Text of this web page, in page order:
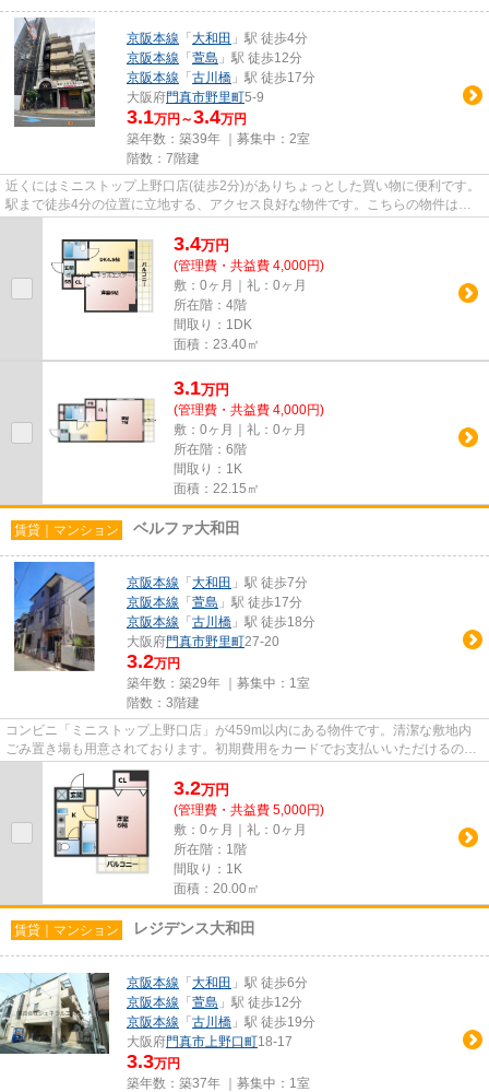
京阪本線 「 大和田 」駅 徒歩4分
京阪本線 「 萱島 」駅 徒歩12分
京阪本線 「 古川橋 」駅 徒歩17分
大阪府門真市野里町5-9
3.1万円～3.4万円
築年数：築39年 ｜募集中： 2室
階数：7階建
近くにはミニストップ上野口店(徒歩2分)がありちょっとした買い物に便利です。
駅まで徒歩4分の位置に立地する、アクセス良好な物件です。こちらの物件はマ
3.4万円
(管理費・共益費 4,000円)
敷：0ヶ月｜礼：0ヶ月
所在階：4階
間取り：1DK
面積：23.40㎡
3.1万円
(管理費・共益費 4,000円)
敷：0ヶ月｜礼：0ヶ月
所在階：6階
間取り：1K
面積：22.15㎡
賃貸｜マンション ベルファ大和田
京阪本線 「 大和田 」駅 徒歩7分
京阪本線 「 萱島 」駅 徒歩17分
京阪本線 「 古川橋 」駅 徒歩18分
大阪府門真市野里町27-20
3.2万円
築年数：築29年 ｜募集中： 1室
階数：3階建
コンビニ「ミニストップ上野口店」が459m以内にある物件です。清潔な敷地内
ごみ置き場も用意されております。初期費用をカードでお支払いいただけるの
で、カードで決済したい方にもお...
3.2万円
(管理費・共益費 5,000円)
敷：0ヶ月｜礼：0ヶ月
所在階：1階
間取り：1K
面積：20.00㎡
賃貸｜マンション レジデンス大和田
京阪本線 「 大和田 」駅 徒歩6分
京阪本線 「 萱島 」駅 徒歩12分
京阪本線 「 古川橋 」駅 徒歩19分
大阪府門真市上野口町18-17
3.3万円
築年数：築37年 ｜募集中： 1室